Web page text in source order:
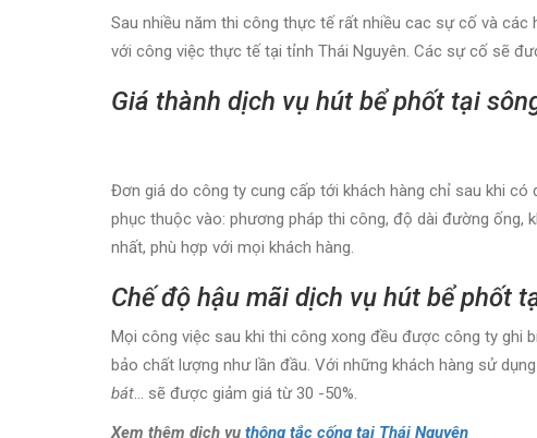
Sau nhiều năm thi công thực tế rất nhiều cac sự cố và
với công việc thực tế tại tỉnh Thái Nguyên. Các sự cố sẽ
Giá thành dịch vụ hút bể phốt tại
Đơn giá do công ty cung cấp tới khách hàng chỉ sau khi
phục thuộc vào: phương pháp thi công, độ dài đường ống,
nhất, phù hợp với mọi khách hàng.
Chế độ hậu mãi dịch vụ hút bể phốt
Mọi công việc sau khi thi công xong đều được công ty ghi
bảo chất lượng như lần đầu. Với những khách hàng sử
bát… sẽ được giảm giá từ 30 -50%.
Xem thêm dịch vụ thông tắc cống tại Thái Nguyên